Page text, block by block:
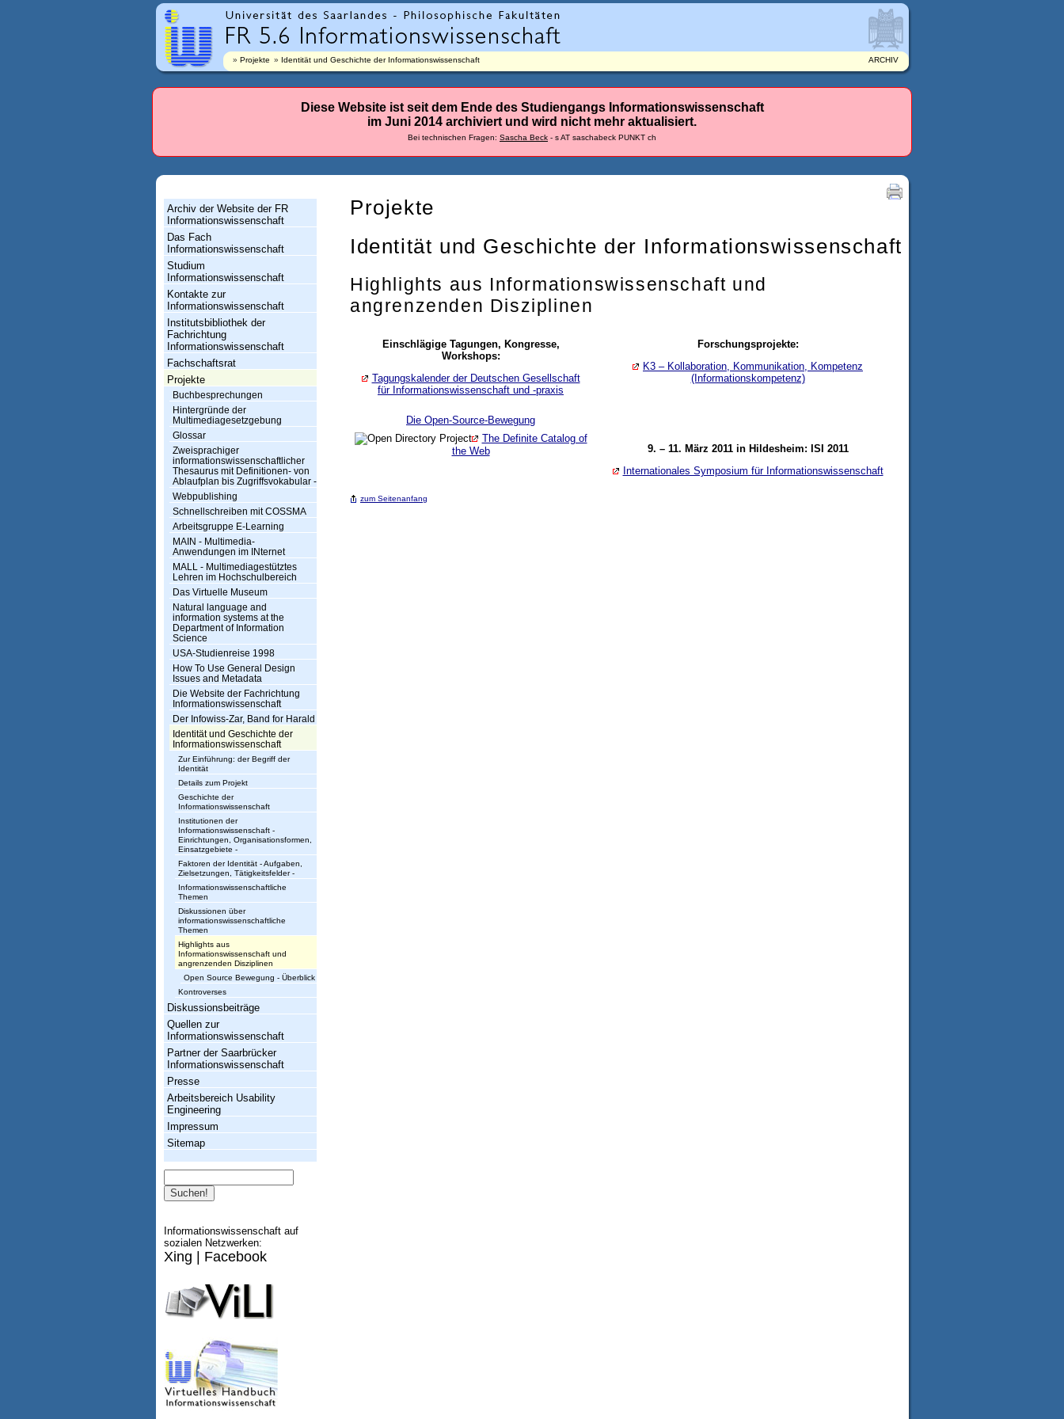
r
l
a
n
s
-
F
a
c
h
r
i
c
h
t
u
n
g
n
f
o
r
m
a
i
o
n
s
w
s
s
c
h
t
Projekte Identität und Geschichte der Informationswissenschaft ARCHIV
Diese Website ist seit dem Ende des Studiengangs Informationswissenschaft
im Juni 2014 archiviert und wird nicht mehr aktualisiert.
Bei technischen Fragen: Sascha Beck - s AT saschabeck PUNKT ch
Archiv der Website der FR
Informationswissenschaft
Das Fach
Informationswissenschaft
Studium
Informationswissenschaft
Kontakte zur
Informationswissenschaft
Institutsbibliothek der
Fachrichtung
Informationswissenschaft
Fachschaftsrat
Projekte
Buchbesprechungen
Hintergründe der
Multimediagesetzgebung
Glossar
Zweisprachiger
informationswissenschaftlicher
Thesaurus mit Definitionen- von
Ablaufplan bis Zugriffsvokabular -
Webpublishing
Schnellschreiben mit COSSMA
Arbeitsgruppe E-Learning
MAIN - Multimedia-
Anwendungen im INternet
MALL - Multimediagestütztes
Lehren im Hochschulbereich
Das Virtuelle Museum
Natural language and
information systems at the
Department of Information
Science
USA-Studienreise 1998
How To Use General Design
Issues and Metadata
Die Website der Fachrichtung
Informationswissenschaft
Der Infowiss-Zar, Band for Harald
Identität und Geschichte der
Informationswissenschaft
Zur Einführung: der Begriff der
Identität
Details zum Projekt
Geschichte der
Informationswissenschaft
Institutionen der
Informationswissenschaft -
Einrichtungen, Organisationsformen,
Einsatzgebiete -
Faktoren der Identität - Aufgaben,
Zielsetzungen, Tätigkeitsfelder -
Informationswissenschaftliche
Themen
Diskussionen über
informationswissenschaftliche
Themen
Highlights aus
Informationswissenschaft und
angrenzenden Disziplinen
Open Source Bewegung - Überblick
Kontroverses
Diskussionsbeiträge
Quellen zur
Informationswissenschaft
Partner der Saarbrücker
Informationswissenschaft
Presse
Arbeitsbereich Usability
Engineering
Impressum
Sitemap
Informationswissenschaft auf
sozialen Netzwerken:
Xing Facebook
Projekte
Identität und Geschichte der Informationswissenschaft
Highlights aus Informationswissenschaft und
angrenzenden Disziplinen
Einschlägige Tagungen, Kongresse,
Workshops:
Tagungskalender der Deutschen Gesellschaft
für Informationswissenschaft und -praxis
Forschungsprojekte:
K3 – Kollaboration, Kommunikation, Kompetenz
(Informationskompetenz)
Die Open-Source-Bewegung
The Definite Catalog of
the Web
9. – 11. März 2011 in Hildesheim: ISI 2011
Internationales Symposium für Informationswissenschaft
zum Seitenanfang